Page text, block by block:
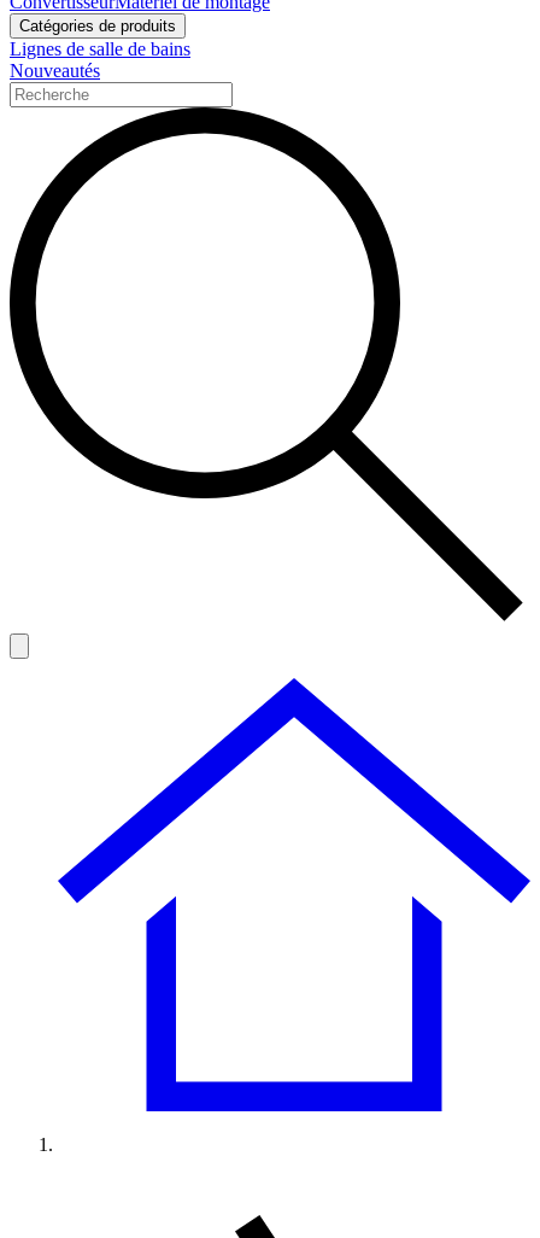
Catégories de produits
Lignes de salle de bains
Nouveautés